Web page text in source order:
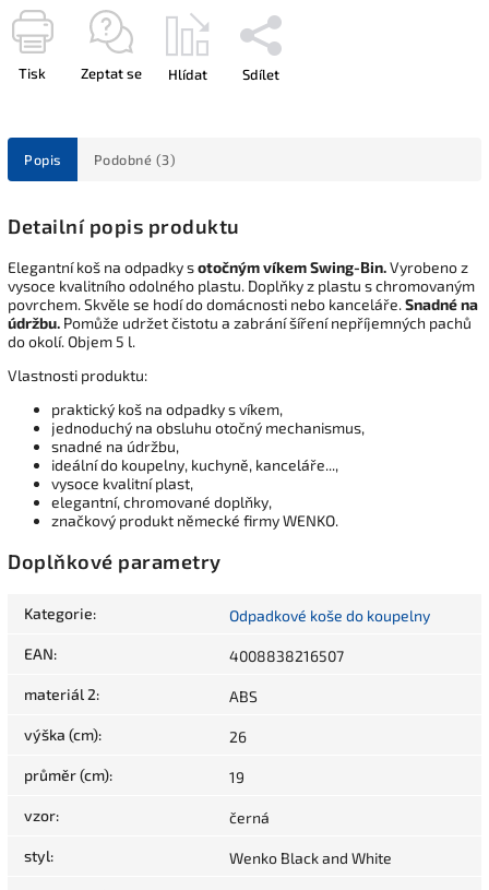
Tisk Zeptat se Hlídat Sdílet
Popis Podobné (3)
Detailní popis produktu
Elegantní koš na odpadky sotočným víkem Swing-Bin.Vyrobeno z
vysoce kvalitního odolného plastu. Doplňky z plastu s chromovaným
povrchem. Skvěle se hodí do domácnosti nebo kanceláře.Snadné na
údržbu. Pomůže udržet čistotu a zabrání šíření nepříjemných pachů
do okolí. Objem 5 l.
Vlastnosti produktu:
praktický koš na odpadky s víkem,
jednoduchý na obsluhu otočný mechanismus,
snadné na údržbu,
ideální do koupelny, kuchyně, kanceláře...,
vysoce kvalitní plast,
elegantní, chromované doplňky,
značkový produkt německé firmy WENKO.
Doplňkové parametry
Kategorie: Odpadkové koše do koupelny
EAN: 4008838216507
materiál 2: ABS
výška (cm): 26
průměr (cm): 19
vzor: černá
styl: Wenko Black and White